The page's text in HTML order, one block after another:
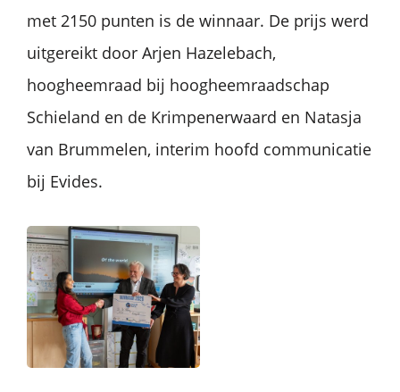
met 2150 punten is de winnaar. De prijs werd
uitgereikt door Arjen Hazelebach,
hoogheemraad bij hoogheemraadschap
Schieland en de Krimpenerwaard en Natasja
van Brummelen, interim hoofd communicatie
bij Evides.